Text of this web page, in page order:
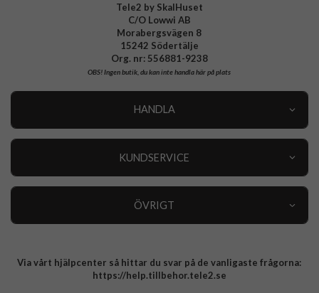
Tele2 by SkalHuset
C/O Lowwi AB
Morabergsvägen 8
15242 Södertälje
Org. nr: 556881-9238
OBS!Ingen butik, du kan inte handla här på plats
HANDLA
KUNDSERVICE
ÖVRIGT
Integritetspolicy
Via vårt hjälpcenter så hittar du svar på de vanligaste frågorna:
https://help.tillbehor.tele2.se